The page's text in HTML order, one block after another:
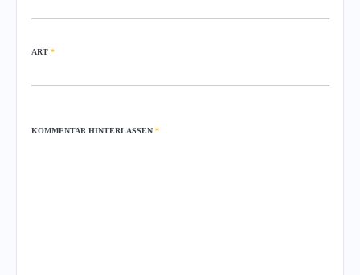
ART *
KOMMENTAR HINTERLASSEN *